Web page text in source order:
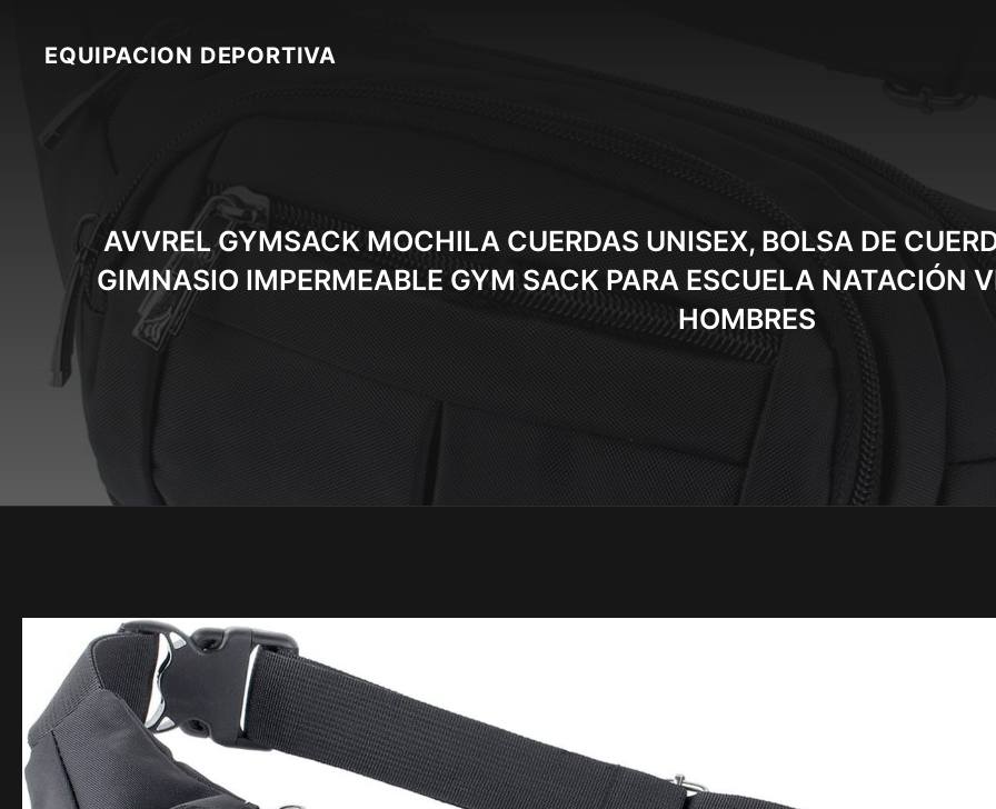
contentEQUIPACION DEPORTIVA
AVVREL GYMSACK MOCHILA CUERDAS UNISEX, BOLSA DE
GIMNASIO IMPERMEABLE GYM SACK PARA ESCUELA NATACIÓN
HOMBRES